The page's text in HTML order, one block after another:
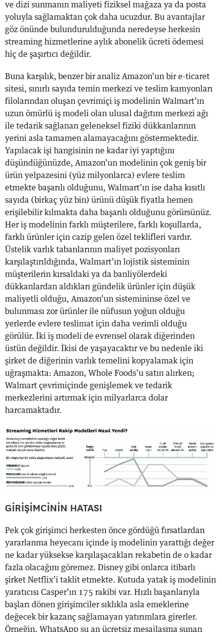
ve dizi sunmanın maliyeti fiziksel mağaza ya da posta
yoluyla sağlamaktan çok daha ucuzdur. Bu avantajlar
göz önünde bulundurulduğunda neredeyse herkesin
streaming hizmetlerine aylık abonelik ücreti ödemesi
hiç de şaşırtıcı değildir.
Buna karşılık, benzer bir analiz Amazon’un bir e-ticaret
sitesi, sınırlı sayıda temin merkezi ve teslim kamyonları
filolarından oluşan çevrimiçi iş modelinin Walmart’ın
uzun ömürlü iş modeli olan ulusal dağıtım merkezi ağı
ile tedarik sağlanan geleneksel fiziki dükkanlarının
yerini asla tamamen alamayacağını göstermektedir.
Yapılacak işi hangisinin ne kadar iyi yaptığını
düşündüğünüzde, Amazon’un modelinin çok geniş bir
ürün yelpazesini (yüz milyonlarca) evlere teslim
etmekte başarılı olduğunu, Walmart’ın ise daha kısıtlı
sayıda (birkaç yüz bin) ürünü düşük fiyatla hemen
erişilebilir kılmakta daha başarılı olduğunu görürsünüz.
Her iş modelinin farklı müşterilere, farklı koşullarda,
farklı ürünler için cazip gelen özel teklifleri vardır.
Üstelik varlık tabanlarının maliyet pozisyonları
karşılaştırıldığında, Walmart’ın lojistik sisteminin
müşterilerin kırsaldaki ya da banliyölerdeki
dükkanlardan aldıkları gündelik ürünler için düşük
maliyetli olduğu, Amazon’un sistemininse özel ve
bulunması zor ürünler ile nüfusun yoğun olduğu
yerlerde evlere teslimat için daha verimli olduğu
görülür. İki iş modeli de evrensel olarak diğerinden
üstün değildir. İkisi de yaşayacaktır ve bu nedenle iki
şirket de diğerinin varlık temelini kopyalamak için
uğraşmakta: Amazon, Whole Foods’u satın alırken;
Walmart çevrimiçinde genişlemek ve tedarik
merkezlerini artırmak için milyarlarca dolar
harcamaktadır.
GİRİŞİMCİNİN HATASI
Pek çok girişimci herkesten önce gördüğü fırsatlardan
yararlanma heyecanı içinde iş modelinin yarattığı değer
ne kadar yüksekse karşılaşacakları rekabetin de o kadar
fazla olacağını göremez. Disney gibi onlarca itibarlı
şirket Netflix’i taklit etmekte. Kutuda yatak iş modelinin
yaratıcısı Casper’ın 175 rakibi var. Hızlı başarılarıyla
başları dönen girişimciler sıklıkla asla emeklerine
değecek bir kazanç sağlamayan yatırımlara girerler.
Örneğin, WhatsApp şu an ücretsiz mesajlaşma sunan